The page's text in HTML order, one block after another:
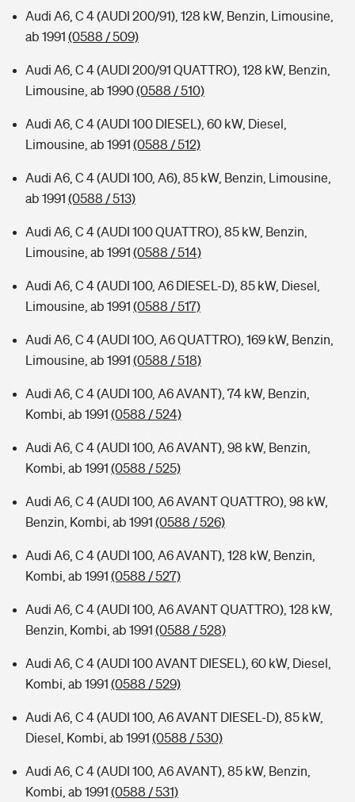
Audi A6, C 4 (AUDI 200/91), 128 kW, Benzin, Limousine,
ab 1991 (0588 / 509)
Audi A6, C 4 (AUDI 200/91 QUATTRO), 128 kW, Benzin,
Limousine, ab 1990(0588 / 510)
Audi A6, C 4 (AUDI 100 DIESEL), 60 kW, Diesel,
Limousine, ab 1991 (0588 / 512)
Audi A6, C 4 (AUDI 100, A6), 85 kW, Benzin, Limousine,
ab 1991 (0588 / 513)
Audi A6, C 4 (AUDI 100 QUATTRO), 85 kW, Benzin,
Limousine, ab 1991 (0588 / 514)
Audi A6, C 4 (AUDI 100, A6 DIESEL-D), 85 kW, Diesel,
Limousine, ab 1991 (0588 / 517)
Audi A6, C 4 (AUDI 10O, A6 QUATTRO), 169 kW, Benzin,
Limousine, ab 1991 (0588 / 518)
Audi A6, C 4 (AUDI 100, A6 AVANT), 74 kW, Benzin,
Kombi, ab 1991 (0588 / 524)
Audi A6, C 4 (AUDI 100, A6 AVANT), 98 kW, Benzin,
Kombi, ab 1991 (0588 / 525)
Audi A6, C 4 (AUDI 100, A6 AVANT QUATTRO), 98 kW,
Benzin, Kombi, ab 1991 (0588 / 526)
Audi A6, C 4 (AUDI 100, A6 AVANT), 128 kW, Benzin,
Kombi, ab 1991 (0588 / 527)
Audi A6, C 4 (AUDI 100, A6 AVANT QUATTRO), 128 kW,
Benzin, Kombi, ab 1991 (0588 / 528)
Audi A6, C 4 (AUDI 100 AVANT DIESEL), 60 kW, Diesel,
Kombi, ab 1991 (0588 / 529)
Audi A6, C 4 (AUDI 100, A6 AVANT DIESEL-D), 85 kW,
Diesel, Kombi, ab 1991 (0588 / 530)
Audi A6, C 4 (AUDI 100, A6 AVANT), 85 kW, Benzin,
Kombi, ab 1991 (0588 / 531)